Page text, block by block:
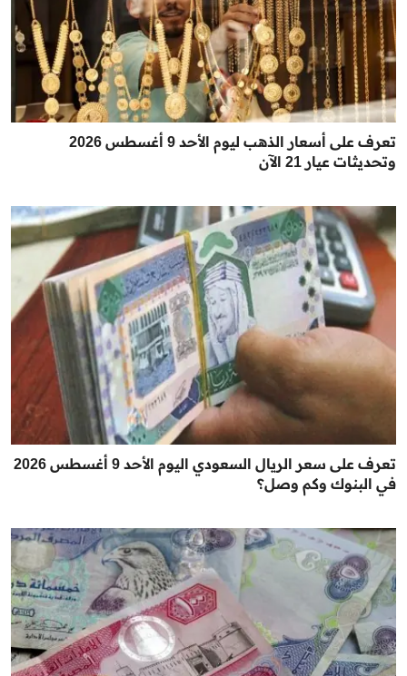
تعرف على أسعار الذهب ليوم الأحد 9 أغسطس 2026
وتحديثات عيار 21 الآن
تعرف على سعر الريال السعودي اليوم الأحد 9 أغسطس 2026
في البنوك وكم وصل؟